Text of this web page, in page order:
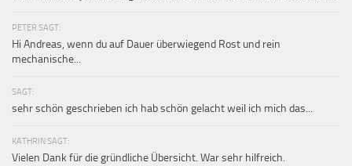
PETER SAGT:
Hi Andreas, wenn du auf Dauer überwiegend Rost und rein
mechanische...
SAGT:
sehr schön geschrieben ich hab schön gelacht weil ich mich das...
KATHRIN SAGT:
Vielen Dank für die gründliche Übersicht. War sehr hilfreich.